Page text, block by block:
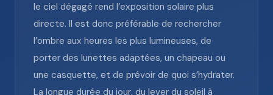
le ciel dégagé rend l’exposition solaire plus
directe. Il est donc préférable de rechercher
l’ombre aux heures les plus lumineuses, de
porter des lunettes adaptées, un chapeau ou
une casquette, et de prévoir de quoi s’hydrater.
La longue durée du jour, du lever du soleil à